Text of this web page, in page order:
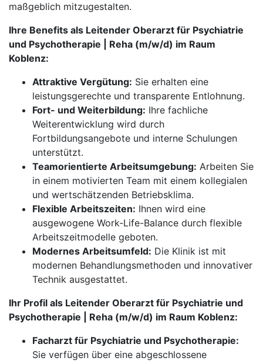
maßgeblich mitzugestalten.
Ihre Benefits als Leitender Oberarzt für Psychiatrie
und Psychotherapie | Reha (m/w/d) im Raum
Koblenz:
Attraktive Vergütung: Sie erhalten eine
leistungsgerechte und transparente Entlohnung.
Fort- und Weiterbildung: Ihre fachliche
Weiterentwicklung wird durch
Fortbildungsangebote und interne Schulungen
unterstützt.
Teamorientierte Arbeitsumgebung: Arbeiten Sie
in einem motivierten Team mit einem kollegialen
und wertschätzenden Betriebsklima.
Flexible Arbeitszeiten: Ihnen wird eine
ausgewogene Work-Life-Balance durch flexible
Arbeitszeitmodelle geboten.
Modernes Arbeitsumfeld: Die Klinik ist mit
modernen Behandlungsmethoden und innovativer
Technik ausgestattet.
Ihr Profil als Leitender Oberarzt für Psychiatrie und
Psychotherapie | Reha (m/w/d) im Raum Koblenz:
Facharzt für Psychiatrie und Psychotherapie:
Sie verfügen über eine abgeschlossene